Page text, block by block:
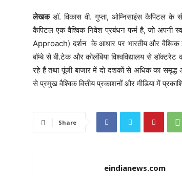
लेखकडॉ. विकास वी. गुप्ता, ओम्निसाइंस कैपिटल के
कैपिटल एक वैश्विक निवेश प्रबंधन फर्म है, जो अपनी
Approach) दर्शन के आधार पर भारतीय और वैश्विक
बॉम्बे से बी.टेक और कोलंबिया विश्वविद्यालय से डॉक्टरेट
रहे हैं तथा पूंजी बाजार में दो दशकों से अधिक का
से प्रमुख वैश्विक वित्तीय प्रकाशनों और मीडिया में
Share
eindianews.com